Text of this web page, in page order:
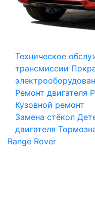
Техническое
трансмиссии
Ремонт двигателя
Кузовной ремонт
Замена стёкол
двигателя
Range Rover